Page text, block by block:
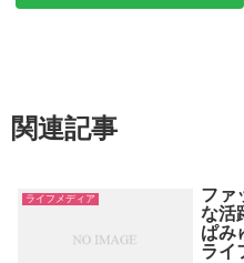
関連記事
ライフメディア
ファ
な活
ぱみ
ライ